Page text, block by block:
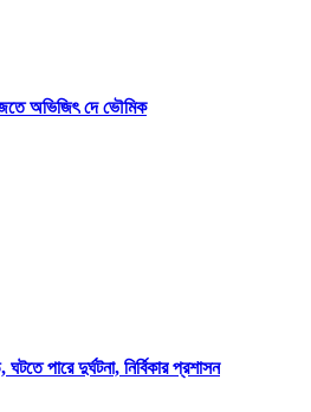
অভিজিৎ দে ভৌমিক
পারে দুর্ঘটনা, নির্বিকার প্রশাসন